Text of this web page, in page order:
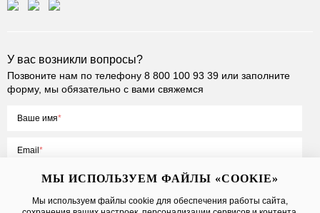
У вас возникли вопросы?
Позвоните нам по телефону 8 800 100 93 39 или заполните
форму, мы обязательно с вами свяжемся
Ваше имя
Email
МЫ ИСПОЛЬЗУЕМ ФАЙЛЫ «COOKIE»
Мы используем файлы cookie для обеспечения работы сайта,